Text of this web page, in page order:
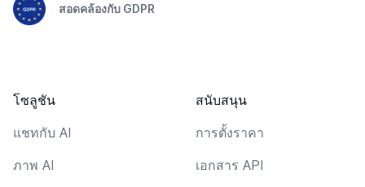
สอดคล้องกับ GDPR
โซลูชัน
แชทกับ AI
ภาพ AI
สนับสนุน
การตั้งราคา
เอกสาร API